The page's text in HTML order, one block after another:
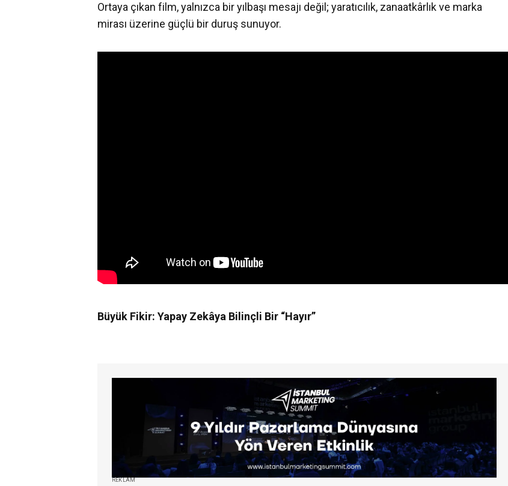
Ortaya çıkan film, yalnızca bir yılbaşı mesajı değil; yaratıcılık, zanaatkârlık ve marka
mirası üzerine güçlü bir duruş sunuyor.
Büyük Fikir: Yapay Zekâya Bilinçli Bir “Hayır”
REKLAM